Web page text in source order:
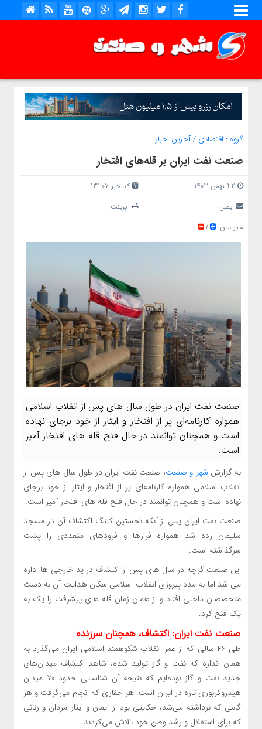
گروه : اقتصادی /آخرین اخبار
صنعت نفت ایران بر قله‌های افتخار
22 بهمن 1403
کد خبر 13207
ایمیل
پرینت
سایز متن
/
صنعت نفت ایران در طول سال های پس از انقلاب اسلامی
همواره کارنامه‌ای پر از افتخار و ایثار از خود برجای نهاده
است و همچنان توانمند در حال فتح قله های افتخار آمیز
است.
به گزارش شهر و صنعت، صنعت نفت ایران در طول سال های پس از
انقلاب اسلامی همواره کارنامه‌ای پر از افتخار و ایثار از خود برجای
نهاده است و همچنان توانمند در حال فتح قله های افتخار آمیز است.
صنعت نفت ایران پس از آنکه نخستین کلنگ اکتشاف آن در مسجد
سلیمان زده شد همواره فرازها و فرودهای متعددی را پشت
سرگذاشته است.
این صنعت گرچه در سال های پس از اکتشاف در ید خارجی ها اداره
می شد اما به مدد پیروزی انقلاب اسلامی سکان هدایت آن به دست
متخصصان داخلی افتاد و از همان زمان قله های پیشرفت را یک به
یک فتح کرد.
صنعت نفت ایران: اکتشاف، همچنان سرزنده
طی ۴۶ سالی که از عمر انقلاب شکوهمند اسلامی ایران می‌گذرد به
همان اندازه که نفت و گاز تولید شده، شاهد اکتشاف میدان‌های
جدید نفت و گاز بوده‌ایم که نتیجه آن شناسایی حدود ۷۰ میدان
هیدروکربوری تازه در ایران است. هر حفاری که انجام می‌گرفت و هر
گامی که برداشته می‌شد، حکایتی بود از ایمان و ایثار مردان و زنانی
که برای استقلال و رشد وطن خود تلاش می‌کردند.